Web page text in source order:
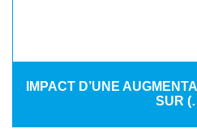
IMPACT D’UNE
SUR